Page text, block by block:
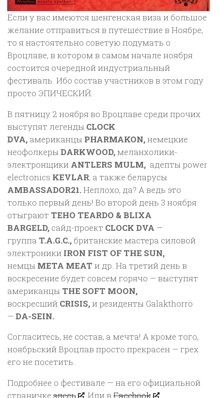
Если у вас имеются шенгенская виза и большое
желание отправиться в путешествие в Ноябре,
то я настоятельно советую подумать о
Вроцлаве, в котором в самом начале ноября
состоится очередной индустриальный
фестиваль. Ибо состав участников в этом году
просто ЭПИЧЕСКИЙ.
В пятницу 2 ноября во Вроцлаве среди прочих
выступят легенды CLOCK
DVA, американцы PHARMAKON,немецкие
неофолкерыDARKWOOD,меланхолики-
электронщики ANTLERS MULM, адепты power
electronics KEVLAR, а также беларусы
AMBASSADOR21.Неплохо, да? А ведь это
только первый день! Во второй день 3 ноября
отыграют TEHO TEARDO & BLIXA
BARGELD, сайд-проект CLOCK DVA —
группа T.A.G.C., британские мастера силовой
электроники IRON FIST OF THE SUN,
немцы META MEAT и др. На третий день в
воскресение будет совсем горячо — выступят
американцы THE SOFT MOON,
воскресший CRISIS,и резиденты Galakthorrö
—DA-SEIN.
Согласитесь, не состав, а мечта! А кроме того,
ноябрьский Вроцлав просто прекрасен — грех
его не посетить.
Подробнее о фестивале — на его официальной
страничке здесь . Или вFacebook
.